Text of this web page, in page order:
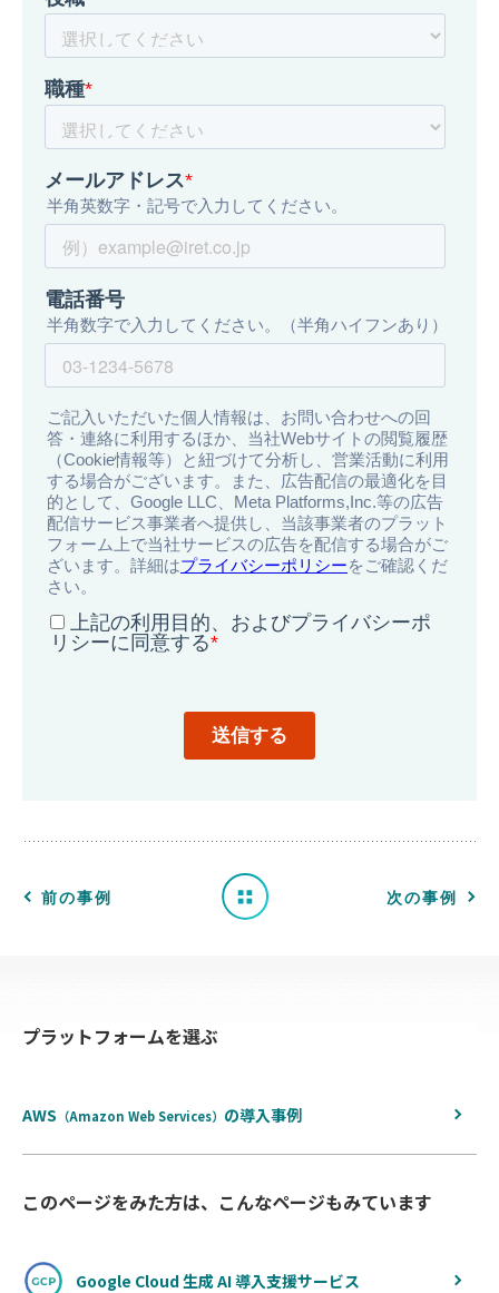
前の事例
例
一 次の事例
プラットフォームを選ぶ
AWS （Amazon Web Services） の導入事例
このページをみた方は、こんなページもみています
Google Cloud 生成 AI 導入支援サービス